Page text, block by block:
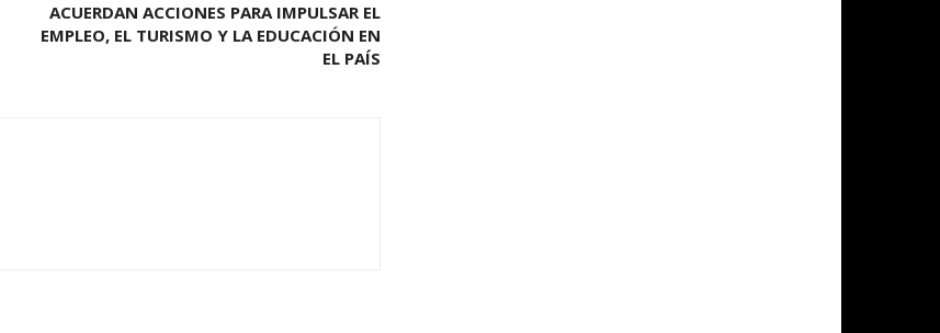
ACUERDAN ACCIONES PARA IMPULSAR EL
EMPLEO, EL TURISMO Y LA EDUCACIÓN EN
EL PAÍS